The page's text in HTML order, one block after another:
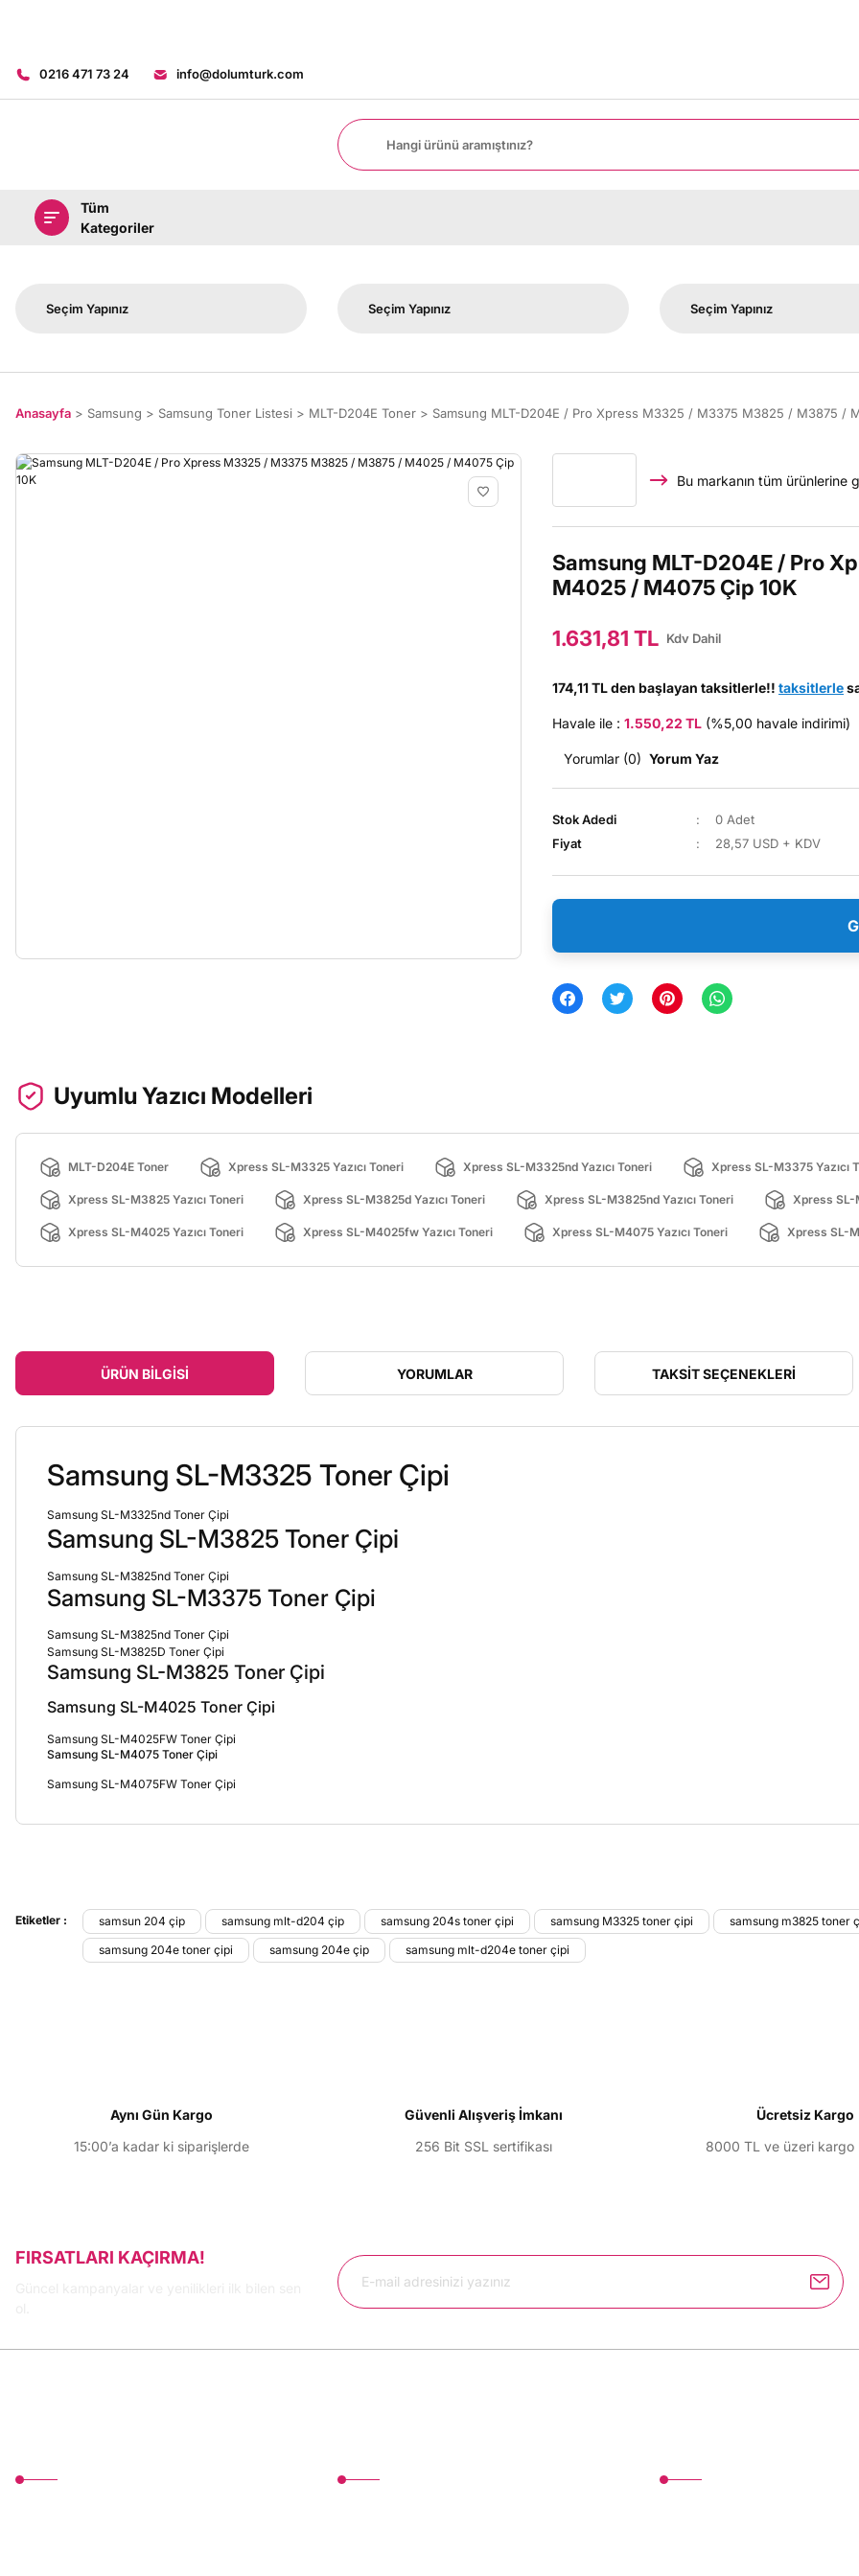
0216 471 73 24 info@dolumturk.com
Tüm
Kategoriler
Anasayfa Samsung Samsung Toner Listesi MLT-D204E Toner Samsung MLT-D204E / Pro Xpress M3325 / M3375 M3825 / M3875 /
Bu markanın tüm ürünlerine
Samsung MLT-D204E / Pro
M4025 / M4075 Çip 10K
1.631,81 TL Kdv Dahil
174,11 TL den başlayan taksitlerle!! taksitlerle
Havale ile : 1.550,22 TL (%5,00 havale indirimi)
Yorumlar (0) Yorum Yaz
Stok Adedi
0 Adet
Fiyat
28,57 USD + KDV
Uyumlu Yazıcı Modelleri
MLT-D204E Toner Xpress SL-M3325 Yazıcı Toneri Xpress SL-M3325nd Yazıcı Toneri Xpress SL-M3375 Yazıcı
Xpress SL-M3825 Yazıcı Toneri Xpress SL-M3825d Yazıcı Toneri Xpress SL-M3825nd Yazıcı Toneri Xpress SL-
Xpress SL-M4025 Yazıcı Toneri Xpress SL-M4025fw Yazıcı Toneri Xpress SL-M4075 Yazıcı Toneri Xpress SL-
ÜRÜN BILGISI YORUMLAR TAKSIT SEÇENEKLERI
Samsung SL-M3325 Toner Çipi
Samsung SL-M3325nd Toner Çipi
Samsung SL-M3825 Toner Çipi
Samsung SL-M3825nd Toner Çipi
Samsung SL-M3375 Toner Çipi
Samsung SL-M3825nd Toner Çipi
Samsung SL-M3825D Toner Çipi
Samsung SL-M3825 Toner Çipi
Samsung SL-M4025 Toner Çipi
Samsung SL-M4025FW Toner Çipi
Samsung SL-M4075 Toner Çipi
Samsung SL-M4075FW Toner Çipi
Bu ürüne ilk yorumu siz yapın!
Görüş ve önerileriniz için teşekkür ederiz.
Ürün resmi kalitesiz, bozuk veya görüntülenemiyor.
Etiketler : samsun 204 çip samsung mlt-d204 çip samsung 204s toner çipi samsung M3325 toner çipi samsung m3825 toner
samsung 204e toner çipi
samsung 204e çip samsung mlt-d204e toner çipi
Aynı Gün Kargo
15:00’a kadar ki siparişlerde
Güvenli Alışveriş İmkanı
256 Bit SSL sertifikası
Ücretsiz Kargo
8000 TL ve üzeri kargo
FIRSATLARI KAÇIRMA!